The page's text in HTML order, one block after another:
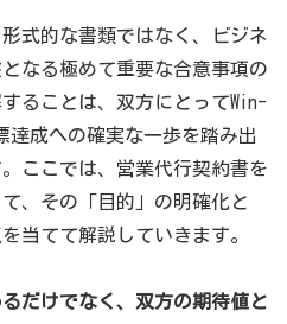
式的な書類ではなく、ビジネ
なる極めて重要な合意事項の
ることは、双方にとってWin-
達成への確実な一歩を踏み出
ここでは、営業代行契約書を
、その「目的」の明確化と
当てて解説していきます。
だけでなく、双方の期待値と